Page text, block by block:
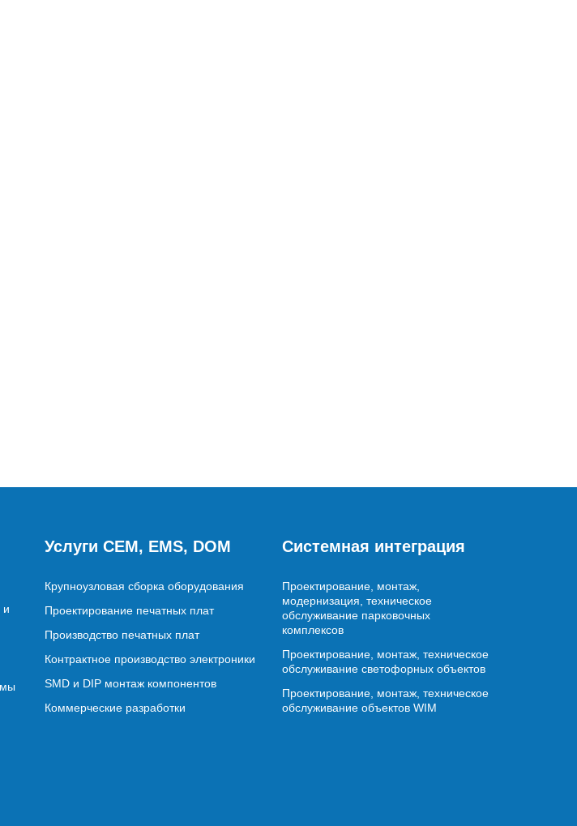
и
Услуги CEM, EMS, DOM
Крупноузловая сборка оборудования
Проектирование печатных плат
Производство печатных плат
Контрактное производство электроники
SMD и DIP монтаж компонентов
Коммерческие разработки
Системная интеграция
Проектирование, монтаж,
модернизация, техническое
обслуживание парковочных
комплексов
Проектирование, монтаж, техническое
обслуживание светофорных объектов
Проектирование, монтаж, техническое
обслуживание объектов WIM